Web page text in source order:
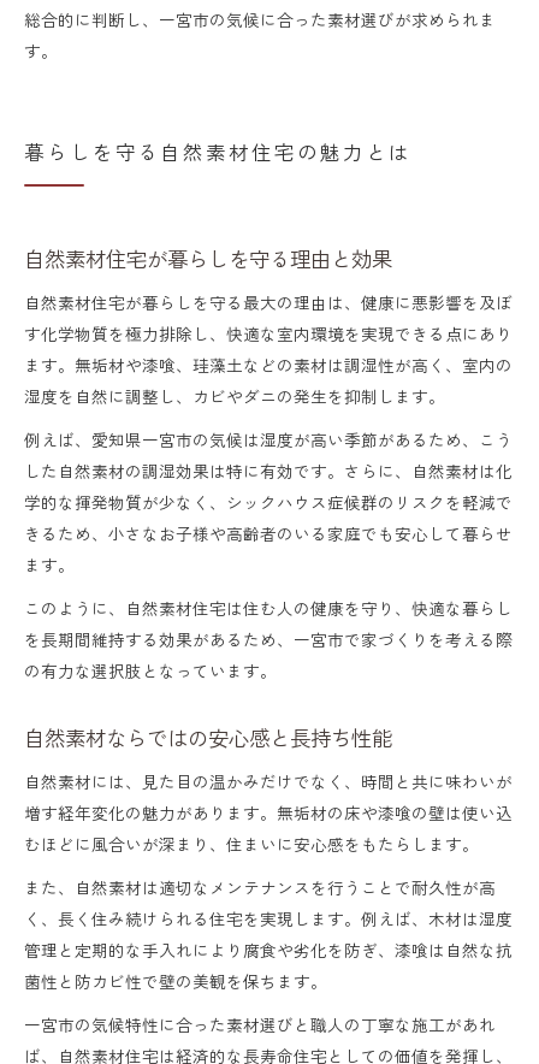
総合的に判断し、一宮市の気候に合った素材選びが求められま
す。
暮らしを守る自然素材住宅の魅力とは
自然素材住宅が暮らしを守る理由と効果
自然素材住宅が暮らしを守る最大の理由は、健康に悪影響を及ぼ
す化学物質を極力排除し、快適な室内環境を実現できる点にあり
ます。無垢材や漆喰、珪藻土などの素材は調湿性が高く、室内の
湿度を自然に調整し、カビやダニの発生を抑制します。
例えば、愛知県一宮市の気候は湿度が高い季節があるため、こう
した自然素材の調湿効果は特に有効です。さらに、自然素材は化
学的な揮発物質が少なく、シックハウス症候群のリスクを軽減で
きるため、小さなお子様や高齢者のいる家庭でも安心して暮らせ
ます。
このように、自然素材住宅は住む人の健康を守り、快適な暮らし
を長期間維持する効果があるため、一宮市で家づくりを考える際
の有力な選択肢となっています。
自然素材ならではの安心感と長持ち性能
自然素材には、見た目の温かみだけでなく、時間と共に味わいが
増す経年変化の魅力があります。無垢材の床や漆喰の壁は使い込
むほどに風合いが深まり、住まいに安心感をもたらします。
また、自然素材は適切なメンテナンスを行うことで耐久性が高
く、長く住み続けられる住宅を実現します。例えば、木材は湿度
管理と定期的な手入れにより腐食や劣化を防ぎ、漆喰は自然な抗
菌性と防カビ性で壁の美観を保ちます。
一宮市の気候特性に合った素材選びと職人の丁寧な施工があれ
ば、自然素材住宅は経済的な長寿命住宅としての価値を発揮し、